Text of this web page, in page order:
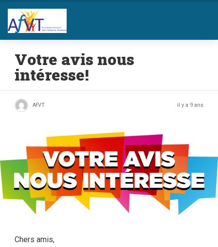
Votre avis nous
intéresse!
AfVT il y a 9 ans
Chers amis,